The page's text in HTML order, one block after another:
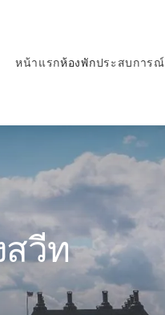
หน้าแรกห้องพักประสบการณ์
วีท